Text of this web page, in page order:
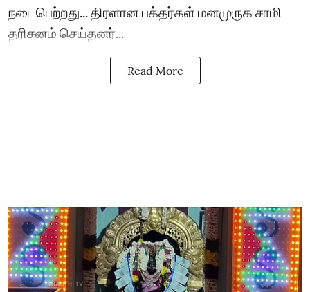
நடைபெற்றது... திரளான பக்தர்கள் மனமுருக சாமி
தரிசனம் செய்தனர்...
Read More